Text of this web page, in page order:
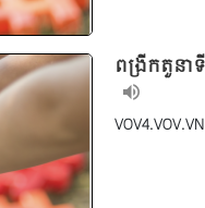
ពង្រីកតួនា